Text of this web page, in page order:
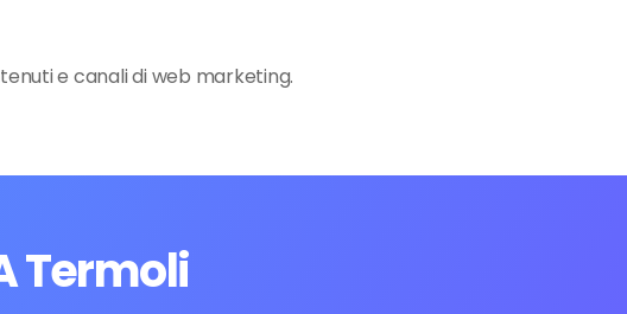
e canali di web marketing.
Termoli